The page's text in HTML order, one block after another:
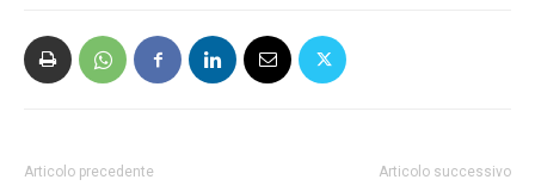
Articolo precedente Articolo successivo